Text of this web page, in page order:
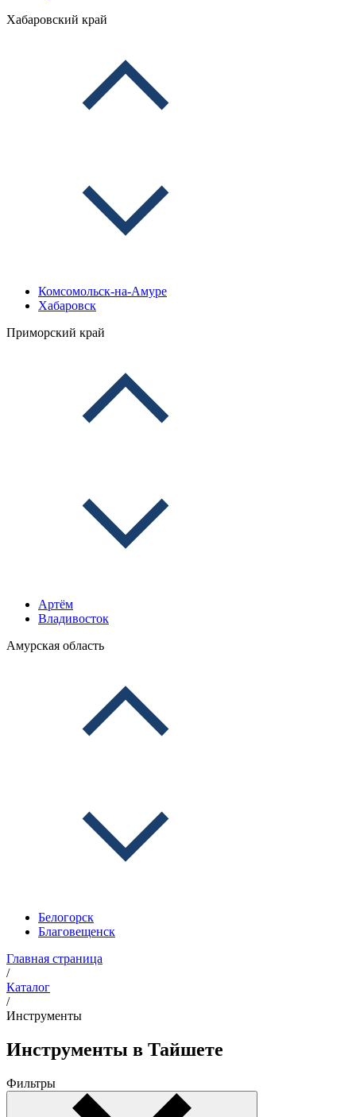
Хабаровский край
Комсомольск-на-Амуре
Хабаровск
Приморский край
Артём
Владивосток
Амурская область
Белогорск
Благовещенск
Главная страница
/
Каталог
/
Инструменты
Инструменты в Тайшете
Фильтры